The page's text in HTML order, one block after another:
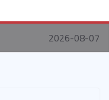
2026-08-07